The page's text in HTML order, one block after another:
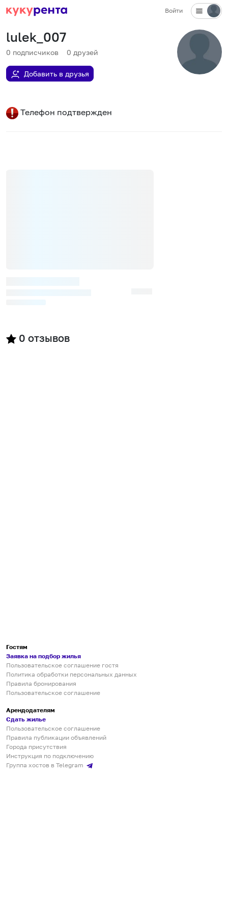
Войти
lulek_007
0 подписчиков 0 друзей
Добавить в друзья
Телефон подтвержден
0 отзывов
Гостям
Заявка на подбор жилья
Пользовательское соглашение гостя
Политика обработки персональных данных
Правила бронирования
Пользовательское соглашение
Арендодателям
Сдать жилье
Пользовательское соглашение
Правила публикации объявлений
Города присутствия
Инструкция по подключению
Группа хостов в Telegram